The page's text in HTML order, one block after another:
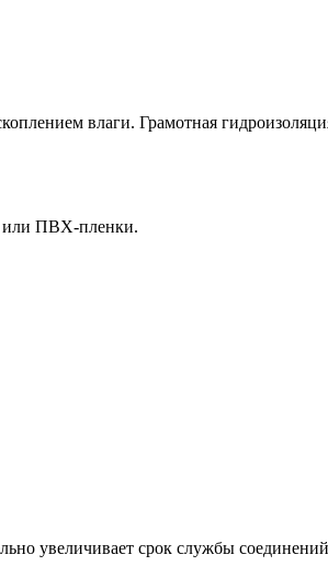
влаги. Грамотная
или ПВХ-пленки.
увеличивает срок службы